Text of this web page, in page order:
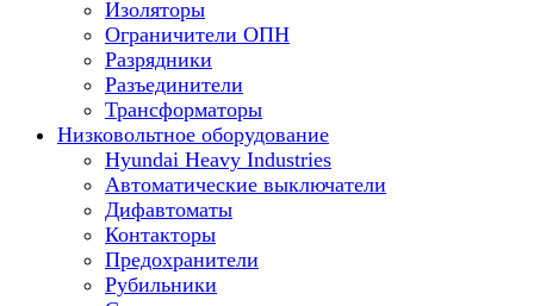
Изоляторы
Ограничители ОПН
Разрядники
Разъединители
Трансформаторы
Низковольтное оборудование
Hyundai Heavy Industries
Автоматические выключатели
Дифавтоматы
Контакторы
Предохранители
Рубильники